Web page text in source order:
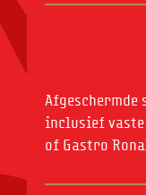
Afgeschermde
inclusief
of Gastro